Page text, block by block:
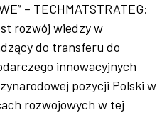
– TECHMATSTRATEG:
rozwój wiedzy w
do transferu do
innowacyjnych
pozycji Polski w
rozwojowych w tej